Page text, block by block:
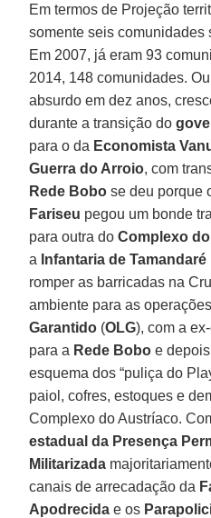
Em termos de Projeção
somente seis comunidades
Em 2007, já eram 93
2014, 148 comunidades.
absurdo em dez anos,
durante a transição do
para o da Economista
Guerra do Arroio, com
Rede Bobo se deu porque
Fariseu pegou um bonde
para outra doComplexo
a Infantaria de Tamandaré
romper as barricadas na
ambiente para as
Garantido (OLG), com a
para a Rede Bobo e
esquema dos “puliça do
paiol, cofres, estoques e
Complexo do Austríaco.
estadual da Presença
Militarizada
canais de arrecadação da
Apodrecida e os